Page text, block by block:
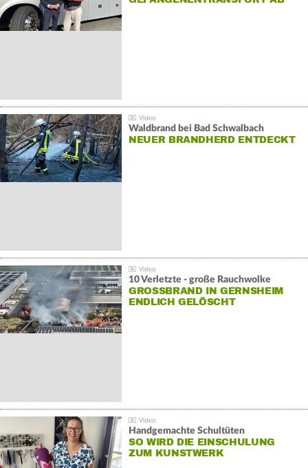
Waldbrand bei Bad Schwalbach
NEUER BRANDHERD ENTDECKT
10 Verletzte - große Rauchwolke
GROSSBRAND IN GERNSHEIM E
NDLICH GELÖSCHT
Handgemachte Schultüten
SO WIRD DIE EINSCHULUNG
ZUM KUNSTWERK